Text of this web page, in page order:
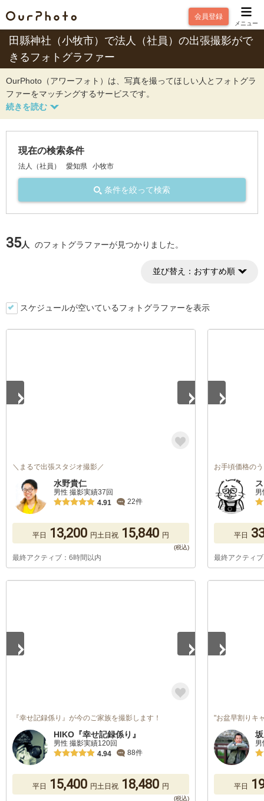
会員登録
メニュー
田縣神社（小牧市）で法人（社員）の出張撮影がで
きるフォトグラファー
OurPhoto（アワーフォト）は、写真を撮ってほしい人とフォトグラ
ファーをマッチングするサービスです。
現在の検索条件
法人（社員） 愛知県 小牧市
条件を絞って検索
35人 のフォトグラファーが見つかりました。
並び替え： おすすめ順
スケジュールが空いているフォトグラファーを表示
＼まるで出張スタジオ撮影／
水野貴仁
男性 撮影実績37回
4.91
22件
平日 13,200 円土日祝 15,840 円
最終アクティブ：6時間以内
お手頃価格の
平日
最終アクティ
『幸せ記録係り』が今のご家族を撮影します！
HIKO『幸せ記録係り』
男性 撮影実績120回
4.94
88件
平日 15,400 円土日祝 18,480 円
"お盆早割りキ
平日